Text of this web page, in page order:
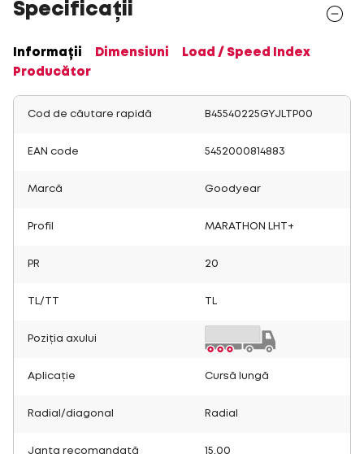
Specificații
Informații Dimensiuni
Load / Speed Index
Producător
Cod de căutare rapidă B45540225GYJLTP00
EAN code 5452000814883
Marcă Goodyear
Profil MARATHON LHT+
PR 20
TL/TT
Poziția axului
Aplicație Cursă lungă
Radial/diagonal Radial
Janta recomandată 15.00